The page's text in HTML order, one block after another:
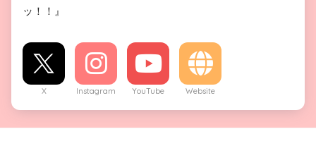
ッ！！』
X Instagram YouTube Website